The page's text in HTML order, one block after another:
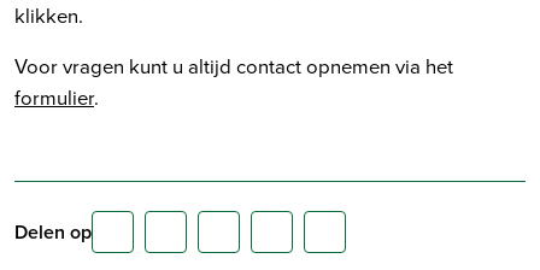
klikken.
Voor vragen kunt u altijd contact opnemen via het
formulier.
Delen op